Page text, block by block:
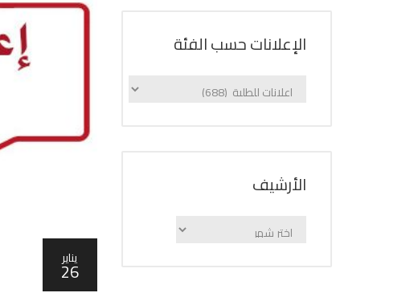
يناير
26
الإعلانات حسب الفئة
الإعلانات
اﻷرشيف
اﻷرشيف